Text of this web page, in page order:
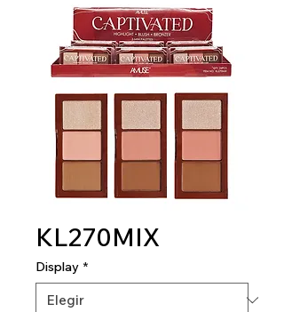
KL270MIX
Display *